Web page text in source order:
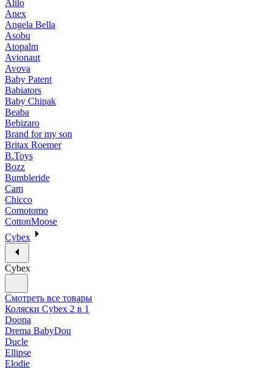
Alilo
Anex
Angela Bella
Asobu
Atopalm
Avionaut
Avova
Baby Patent
Babiators
Baby Chipak
Beaba
Bebizaro
Brand for my son
Britax Roemer
B.Toys
Bozz
Bumbleride
Cam
Chicco
Comotomo
CottonMoose
Cybex
Cybex
Смотреть все товары
Коляски Cybex 2 в 1
Doona
Drema BabyDou
Ducle
Ellipse
Elodie